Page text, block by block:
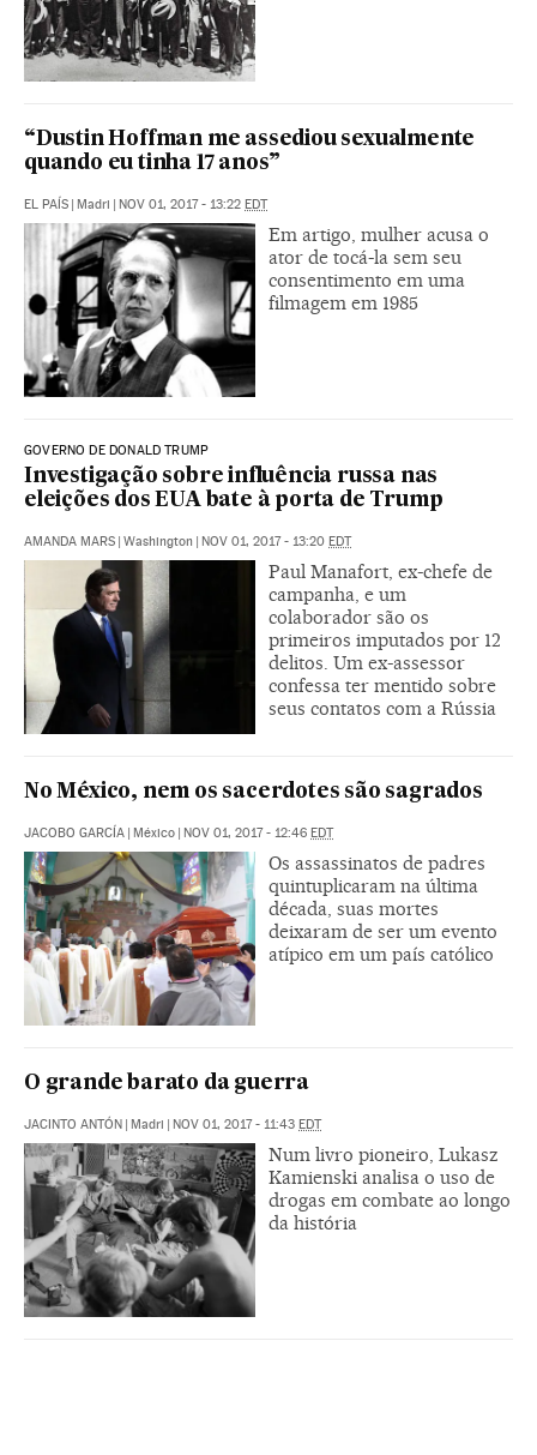
“Dustin Hoffman me assediou sexualmente
quando eu tinha 17 anos”
EL PAÍS | Madri | NOV 01, 2017 - 13:22 EDT
Em artigo, mulher acusa o
ator de tocá-la sem seu
consentimento em uma
filmagem em 1985
GOVERNO DE DONALD TRUMP
Investigação sobre influência russa nas
eleições dos EUA bate à porta de Trump
AMANDA MARS | Washington | NOV 01, 2017 - 13:20 EDT
Paul Manafort, ex-chefe de
campanha, e um
colaborador são os
primeiros imputados por 12
delitos. Um ex-assessor
confessa ter mentido sobre
seus contatos com a Rússia
No México, nem os sacerdotes são sagrados
JACOBO GARCÍA | México | NOV 01, 2017 - 12:46 EDT
Os assassinatos de padres
quintuplicaram na última
década, suas mortes
deixaram de ser um evento
atípico em um país católico
O grande barato da guerra
JACINTO ANTÓN | Madri | NOV 01, 2017 - 11:43 EDT
Num livro pioneiro, Lukasz
Kamienski analisa o uso de
drogas em combate ao longo
da história